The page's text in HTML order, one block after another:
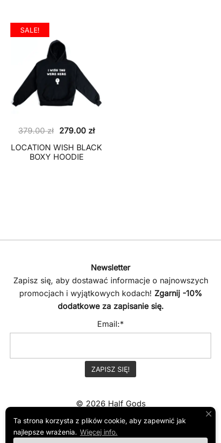
SALE!
379.00zł Pierwotna
cena
wynosiła:
279.00 złAktualna
cena
LOCATION WISH BLACK
BOXY HOODIE
Newsletter
Zapisz się, aby dostawać informacje o najnowszych
promocjach i wyjątkowych kodach! Zgarnij -10%
dodatkowe za zapisanie się.
Email:*
© 2026 Half Gods
REGULAMIN
Ta strona korzysta z plików cookie, aby zapewnić jak
najlepsze wrażenia. Więcej info.